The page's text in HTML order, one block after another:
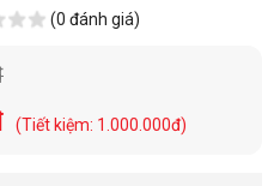
(0 đánh giá)
(Tiết kiệm: 1.000.000đ)